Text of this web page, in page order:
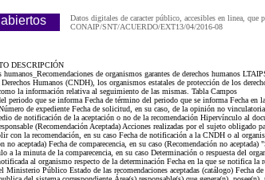
Datos digitales de caracter público, accesibles en linea,
CONAIP/SNT/ACUERDO/EXT13/04/2016-08
DESCRIPCIÓN
humanos_Recomendaciones de organismos garantes de derechos humanos
Humanos (CNDH), los organismos estatales de protección de los
la información relativa al seguimiento de las mismas. Tabla Campos
periodo que se informa Fecha de término del periodo que se informa Fecha
de expediente Fecha de solicitud, en su caso, de la opinión no
de notificación de la aceptación o no de la recomendación Hipervínculo al
(Recomendación Aceptada) Acciones realizadas por el sujeto
con la recomendación, en su caso Fecha de notificación a la CNDH o al
no aceptada) Fecha de comparecencia, en su caso (Recomendación no aceptada)
a la minuta de la comparecencia, en su caso Determinación o respuesta del
al organismo respecto de la determinación Fecha en la que se notifica
Ministerio Público Estado de las recomendaciones aceptadas (catálogo) Fecha